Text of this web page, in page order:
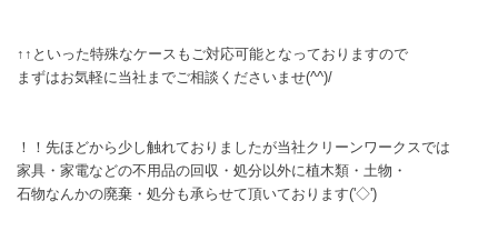
↑↑といった特殊なケースもご対応可能となっておりますので
まずはお気軽に当社までご相談くださいませ(^^)/
！！先ほどから少し触れておりましたが当社クリーンワークスでは
家具・家電などの不用品の回収・処分以外に植木類・土物・
石物なんかの廃棄・処分も承らせて頂いております('◇')ゞ